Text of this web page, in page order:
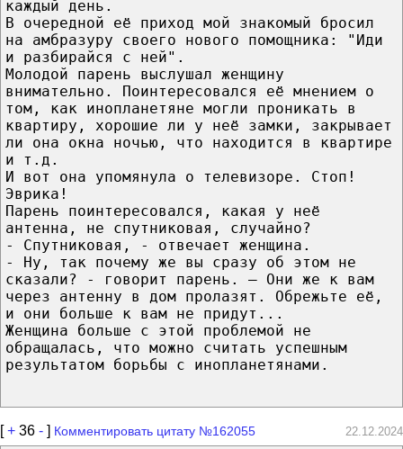
каждый день.
В очередной её приход мой знакомый бросил
на амбразуру своего нового помощника: "Иди
и разбирайся с ней".
Молодой парень выслушал женщину
внимательно. Поинтересовался её мнением о
том, как инопланетяне могли проникать в
квартиру, хорошие ли у неё замки, закрывает
ли она окна ночью, что находится в квартире
и т.д.
И вот она упомянула о телевизоре. Стоп!
Эврика!
Парень поинтересовался, какая у неё
антенна, не спутниковая, случайно?
- Спутниковая, - отвечает женщина.
- Ну, так почему же вы сразу об этом не
сказали? - говорит парень. — Они же к вам
через антенну в дом пролазят. Обрежьте её,
и они больше к вам не придут...
Женщина больше с этой проблемой не
обращалась, что можно считать успешным
результатом борьбы с инопланетянами.
[+ 36 - ] Комментировать цитату №162055 22.12.2024